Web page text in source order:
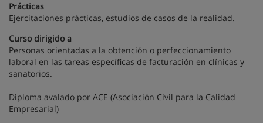
Prácticas
Ejercitaciones prácticas, estudios de casos de la realidad.
Curso dirigido a
Personas orientadas a la obtención o perfeccionamiento
laboral en las tareas específicas de facturación en clínicas y
sanatorios.
Diploma avalado por ACE (Asociación Civil para la Calidad
Empresarial)